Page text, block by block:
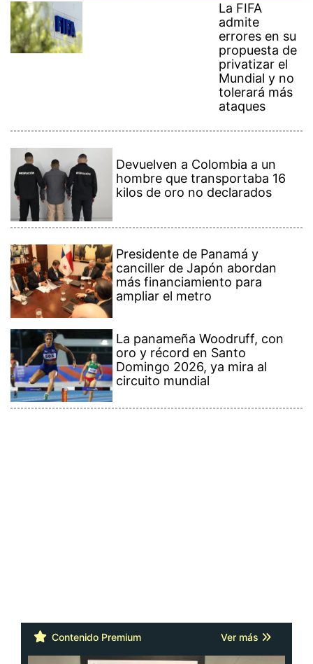
La FIFA
admite
errores en su
propuesta de
privatizar el
Mundial y no
tolerará más
ataques
Devuelven a Colombia a un
hombre que transportaba 16
kilos de oro no declarados
Presidente de Panamá y
canciller de Japón abordan
más financiamiento para
ampliar el metro
La panameña Woodruff, con
oro y récord en Santo
Domingo 2026, ya mira al
circuito mundial
Contenido Premium Ver más